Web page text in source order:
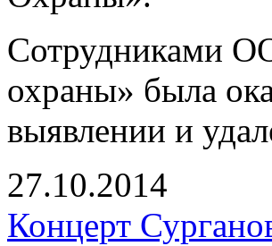
Сотрудниками
охраны» была
выявлении и
27.10.2014
Концерт